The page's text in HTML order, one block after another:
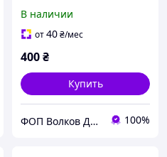
кирпича UNIKRIT
GASBETON GL 25кг
В наличии
от40₴/мес
400₴
Купить
ФОП Волков Даніїл Владиславович 100%